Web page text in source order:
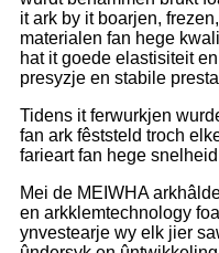
it ark by it boarjen,
materialen fan hege
hat it goede elastisiteit
presyzje en stabile
Tidens it ferwurkjen
fan ark fêststeld troch
farieart fan hege
Mei de MEIWHA
en arkklemtechnology
ynvestearje wy elk jier